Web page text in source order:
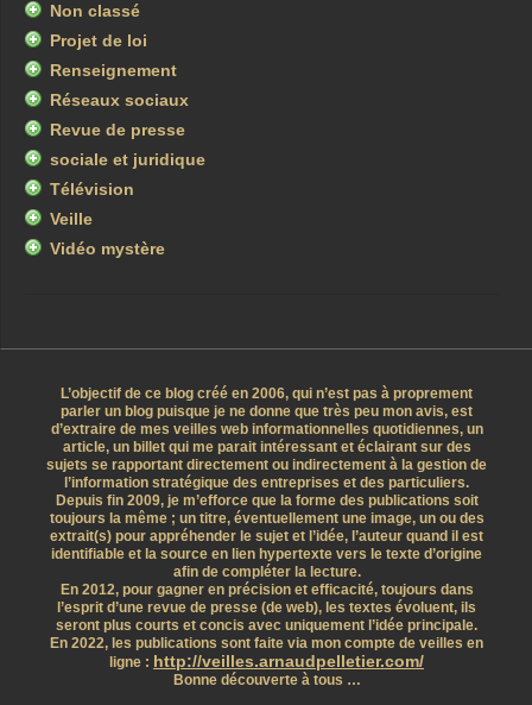
Non classé
Projet de loi
Renseignement
Réseaux sociaux
Revue de presse
sociale et juridique
Télévision
Veille
Vidéo mystère
L’objectif de ce blog créé en 2006, qui n’est pas à proprement
parler un blog puisque je ne donne que très peu mon avis, est
d’extraire de mes veilles web informationnelles quotidiennes, un
article, un billet qui me parait intéressant et éclairant sur des
sujets se rapportant directement ou indirectement à la gestion de
l’information stratégique des entreprises et des particuliers.
Depuis fin 2009, je m’efforce que la forme des publications soit
toujours la même ; un titre, éventuellement une image, un ou des
extrait(s) pour appréhender le sujet et l’idée, l’auteur quand il est
identifiable et la source en lien hypertexte vers le texte d’origine
afin de compléter la lecture.
En 2012, pour gagner en précision et efficacité, toujours dans
l’esprit d’une revue de presse (de web), les textes évoluent, ils
seront plus courts et concis avec uniquement l’idée principale.
En 2022, les publications sont faite via mon compte de veilles en
ligne : http://veilles.arnaudpelletier.com/
Bonne découverte à tous …